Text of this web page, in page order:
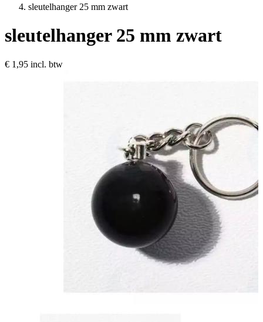
sleutelhanger 25 mm zwart
sleutelhanger 25 mm zwart
€ 1,95 incl. btw